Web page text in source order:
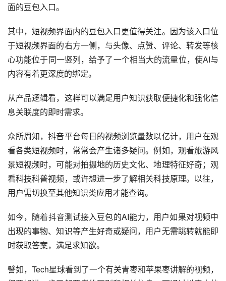
面的豆包入口。
其中，短视频界面内的豆包入口更值得关注。因为该入口位
于短视频界面的右方一侧，与头像、点赞、评论、转发等核
心功能位于同一竖列，给予了一个相当大的流量位，使AI与
内容有着更深度的绑定。
从产品逻辑看，这样可以满足用户知识获取便捷化和强化信
息关联度的即时需求。
众所周知，抖音平台每日的视频浏览量数以亿计，用户在观
看各类短视频时，常常会产生诸多疑问。例如，观看旅游风
景短视频时，可能对拍摄地的历史文化、地理特征好奇；观
看科技科普视频，或许想进一步了解相关科技原理。以往，
用户需切换至其他知识类应用才能查询。
如今，随着抖音测试接入豆包的AI能力，用户如果对视频中
出现的事物、知识等产生好奇或疑问，用户无需跳转就能即
时获取答案，满足求知欲。
譬如，Tech星球看到了一个有关青枣和苹果枣讲解的视频，